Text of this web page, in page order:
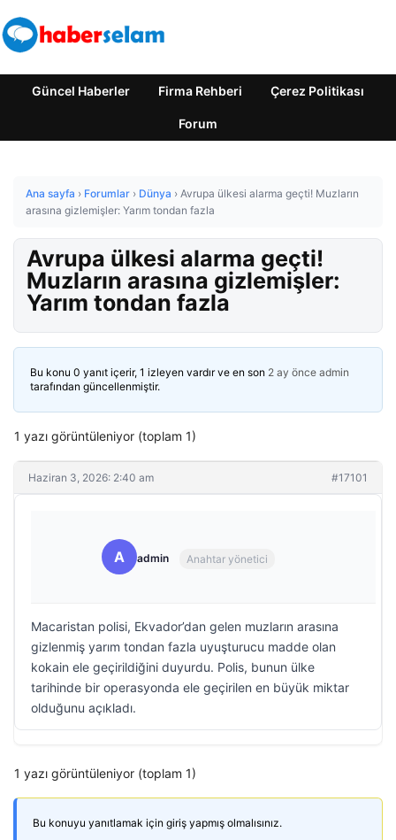
Güncel Haberler Firma Rehberi Çerez Politikası
Forum
Ana sayfa › Forumlar › Dünya › Avrupa ülkesi alarma geçti! Muzların
arasına gizlemişler: Yarım tondan fazla
Avrupa ülkesi alarma geçti!
Muzların arasına gizlemişler:
Yarım tondan fazla
Bu konu 0 yanıt içerir, 1 izleyen vardır ve en son 2 ay önce admin
tarafından güncellenmiştir.
1 yazı görüntüleniyor (toplam 1)
Haziran 3, 2026: 2:40 am #17101
A admin Anahtar yönetici
Macaristan polisi, Ekvador’dan gelen muzların arasına
gizlenmiş yarım tondan fazla uyuşturucu madde olan
kokain ele geçirildiğini duyurdu. Polis, bunun ülke
tarihinde bir operasyonda ele geçirilen en büyük miktar
olduğunu açıkladı.
1 yazı görüntüleniyor (toplam 1)
Bu konuyu yanıtlamak için giriş yapmış olmalısınız.